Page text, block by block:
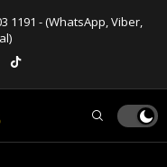
1191 - (WhatsApp, Viber,